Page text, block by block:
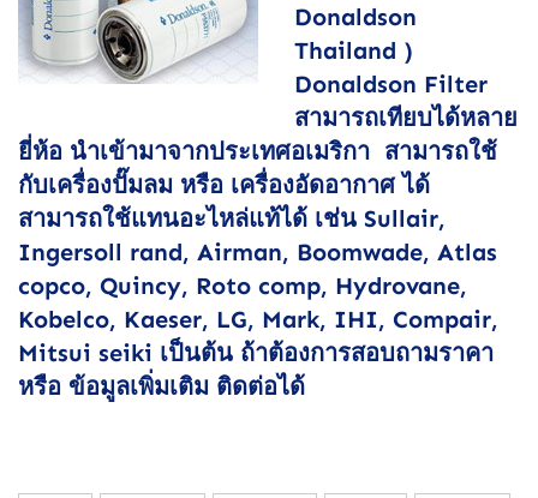
Donaldson
Thailand )
Donaldson Filter
สามารถเทียบได้หลาย
ยี่ห้อ นำเข้ามาจากประเทศอเมริกา สามารถใช้
กับเครื่องปั๊มลม หรือ เครื่องอัดอากาศ ได้
สามารถใช้แทนอะไหล่แท้ได้ เช่น Sullair,
Ingersoll rand, Airman, Boomwade, Atlas
copco, Quincy, Roto comp, Hydrovane,
Kobelco, Kaeser, LG, Mark, IHI, Compair,
Mitsui seiki เป็นต้น ถ้าต้องการสอบถามราคา
หรือ ข้อมูลเพิ่มเติม ติดต่อได้